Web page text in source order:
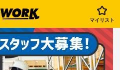
マイリスト